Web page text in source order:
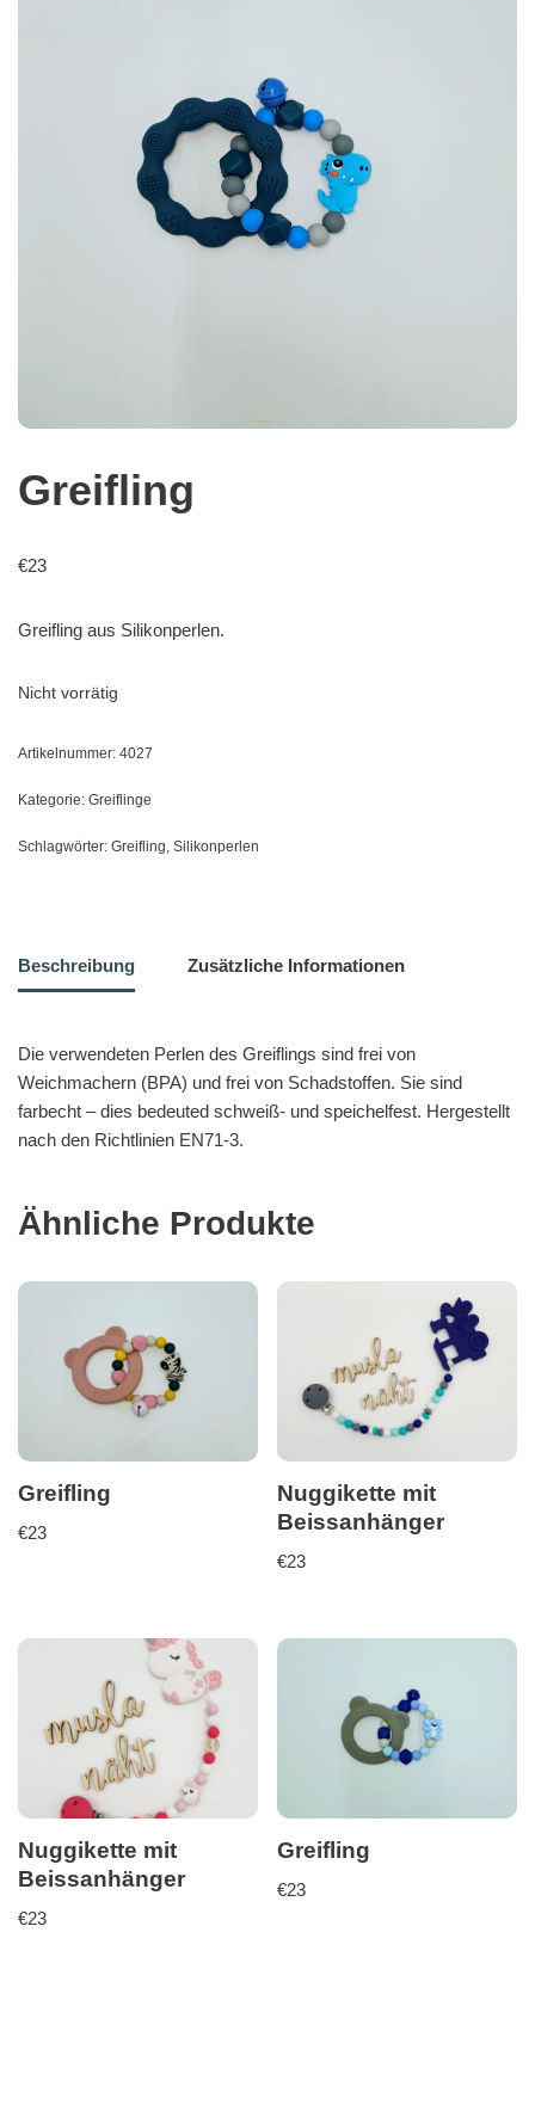
Greifling
€23
Greifling aus Silikonperlen.
Nicht vorrätig
Artikelnummer: 4027
Kategorie: Greiflinge
Schlagwörter: Greifling, Silikonperlen
Beschreibung Zusätzliche Informationen
Die verwendeten Perlen des Greiflings sind frei von
Weichmachern (BPA) und frei von Schadstoffen. Sie sind
farbecht – dies bedeuted schweiß- und speichelfest. Hergestellt
nach den Richtlinien EN71-3.
Ähnliche Produkte
Greifling
€23
Nuggikette mit
Beissanhänger
€23
Nuggikette mit
Beissanhänger
€23
Greifling
€23